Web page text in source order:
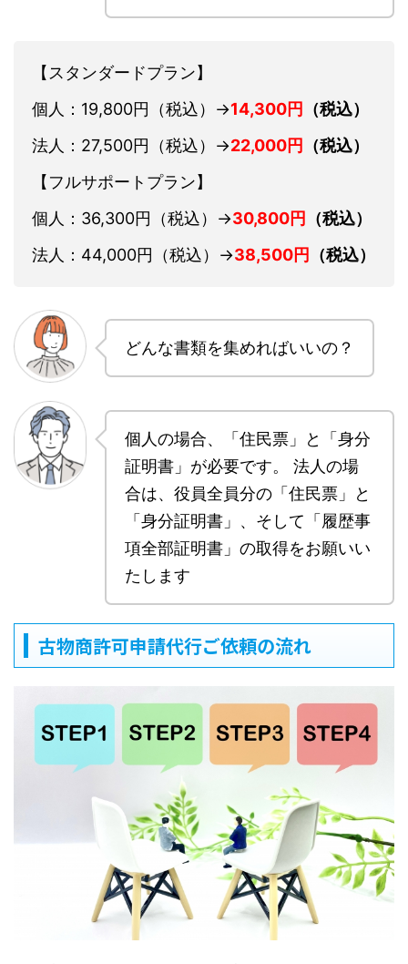
【スタンダードプラン】
個人：19,800円 （税込）→14,300円
（税込）
法人：27,500円 （税込）→22,000円
（税込）
【フルサポートプラン】
個人：36,300円 （税込）→30,800円
（税込）
法人：44,000円 （税込）→38,500円 （税込）
どんな書類を集めればいいの？
個人の場合、「住民票」と「身分
証明書」が必要です。 法人の場
合は、役員全員分の「住民票」と
「身分証明書」、そして「履歴事
項全部証明書」の取得をお願いい
たします
古物商許可申請代行ご依頼の流れ